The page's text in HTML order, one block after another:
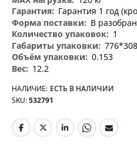
Гарантия 1 год
В
1
0.153
12.2
НАЛИЧИЕ: ЕСТЬ В НАЛИЧИИ
SKU 532791